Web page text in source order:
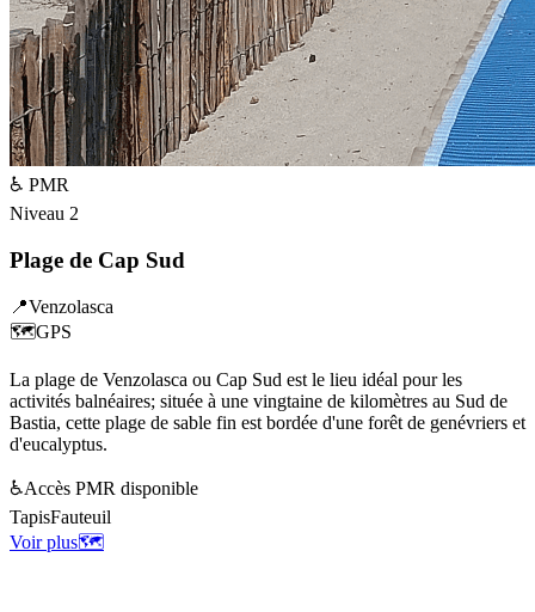
♿ PMR
Niveau 2
Plage de Cap Sud
📍Venzolasca
🗺️GPS
La plage de Venzolasca ou Cap Sud est le lieu idéal pour les
activités balnéaires; située à une vingtaine de kilomètres au Sud de
Bastia, cette plage de sable fin est bordée d'une forêt de genévriers et
d'eucalyptus.
♿Accès PMR disponible
TapisFauteuil
Voir plus🗺️